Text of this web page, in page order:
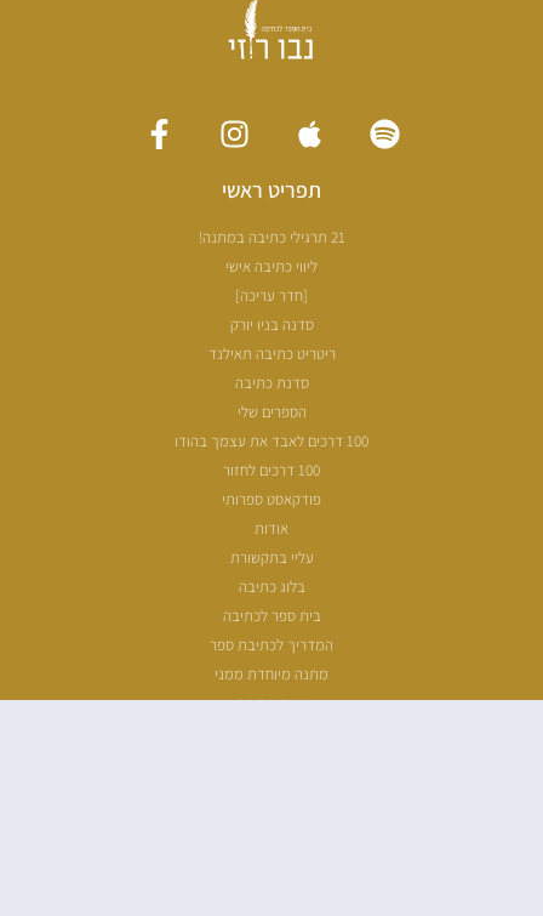
תפריט ראשי
21 תרגילי כתיבה במתנה!
ליווי כתיבה אישי
[חדר עריכה]
סדנה בניו יורק
ריטריט כתיבה תאילנד
סדנת כתיבה
הספרים שלי
100 דרכים לאבד את עצמך בהודו
100 דרכים לחזור
פודקאסט ספרותי
אודות
עליי בתקשורת
בלוג כתיבה
בית ספר לכתיבה
המדריך לכתיבת ספר
מתנה מיוחדת ממני
שעת כתיבה